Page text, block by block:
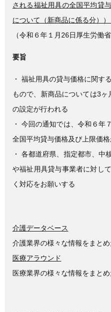
される福祉用具の全国平均貸
について（新商品に係る分））
（令和６年１月26日厚生労働
要旨
・ 福祉用具の貸与価格に関す
もので、新商品については3
の設定が行われる
・ 今回の通知では、令和６年
全国平均貸与価格及び上限価
・ 各都道府県、指定都市、中
や福祉用具貸与事業者に対し
く対応をお願いする
介護データベース
介護業界の様々な情報をまと
医療アラウンド
医療業界の様々な情報をまと